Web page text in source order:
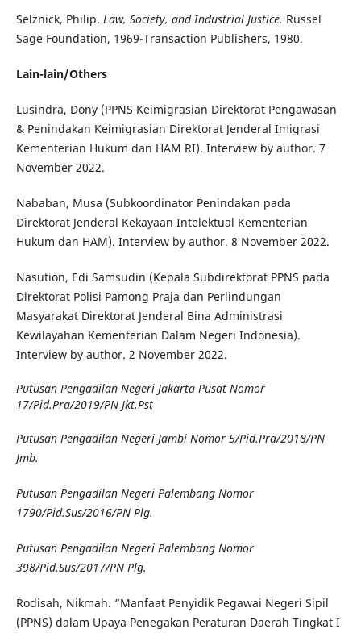
Selznick, Philip. Law, Society, and Industrial Justice. Russel
Sage Foundation, 1969-Transaction Publishers, 1980.
Lain-lain/Others
Lusindra, Dony (PPNS Keimigrasian Direktorat Pengawasan
& Penindakan Keimigrasian Direktorat Jenderal Imigrasi
Kementerian Hukum dan HAM RI). Interview by author. 7
November 2022.
Nababan, Musa (Subkoordinator Penindakan pada
Direktorat Jenderal Kekayaan Intelektual Kementerian
Hukum dan HAM). Interview by author. 8 November 2022.
Nasution, Edi Samsudin (Kepala Subdirektorat PPNS pada
Direktorat Polisi Pamong Praja dan Perlindungan
Masyarakat Direktorat Jenderal Bina Administrasi
Kewilayahan Kementerian Dalam Negeri Indonesia).
Interview by author. 2 November 2022.
Putusan Pengadilan Negeri Jakarta Pusat Nomor
17/Pid.Pra/2019/PN Jkt.Pst
Putusan Pengadilan Negeri Jambi Nomor 5/Pid.Pra/2018/PN
Jmb.
Putusan Pengadilan Negeri Palembang Nomor
1790/Pid.Sus/2016/PN Plg.
Putusan Pengadilan Negeri Palembang Nomor
398/Pid.Sus/2017/PN Plg.
Rodisah, Nikmah. “Manfaat Penyidik Pegawai Negeri Sipil
(PPNS) dalam Upaya Penegakan Peraturan Daerah Tingkat I